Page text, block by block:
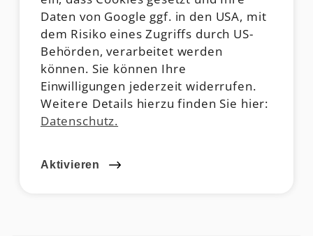
Daten von Google ggf. in den USA, mit
dem Risiko eines Zugriffs durch US-
Behörden, verarbeitet werden
können. Sie können Ihre
Einwilligungen jederzeit widerrufen.
Weitere Details hierzu finden Sie hier:
Datenschutz.
Aktivieren